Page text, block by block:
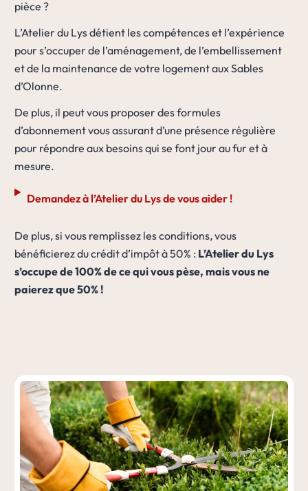
pièce ?
L’Atelier du Lys détient les compétences et l’expérience
pour s’occuper de l’aménagement, de l’embellissement
et de la maintenance de votre logement aux Sables
d’Olonne.
De plus, il peut vous proposer des formules
d’abonnement vous assurant d’une présence régulière
pour répondre aux besoins qui se font jour au fur et à
mesure.
Demandez à l’Atelier du Lys de vous aider !
De plus, si vous remplissez les conditions, vous
bénéficierez du crédit d’impôt à 50% : L’Atelier du Lys
s’occupe de 100% de ce qui vous pèse, mais vous ne
paierez que 50% !